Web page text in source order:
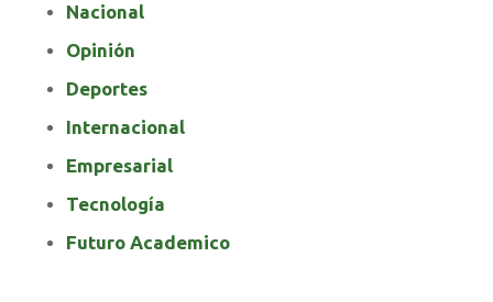
Nacional
Opinión
Deportes
Internacional
Empresarial
Tecnología
Futuro Academico